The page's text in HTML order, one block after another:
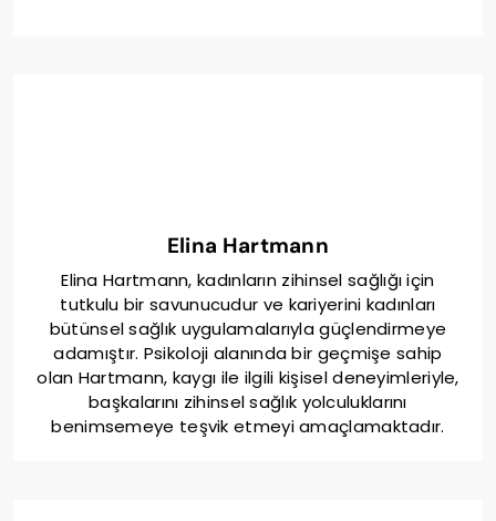
Elina Hartmann
Elina Hartmann, kadınların zihinsel sağlığı için
tutkulu bir savunucudur ve kariyerini kadınları
bütünsel sağlık uygulamalarıyla güçlendirmeye
adamıştır. Psikoloji alanında bir geçmişe sahip
olan Hartmann, kaygı ile ilgili kişisel deneyimleriyle,
başkalarını zihinsel sağlık yolculuklarını
benimsemeye teşvik etmeyi amaçlamaktadır.